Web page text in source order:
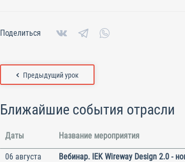
Поделиться
Предыдущий урок
Ближайшие события отрасли
Даты Название мероприятия
06 августа
Вебинар. IEK Wireway Design 2.0 -